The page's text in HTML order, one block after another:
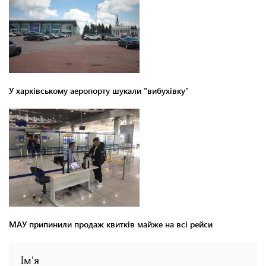
У харківському аеропорту шукали "вибухівку"
МАУ припинили продаж квитків майже на всі рейси
Ім'я